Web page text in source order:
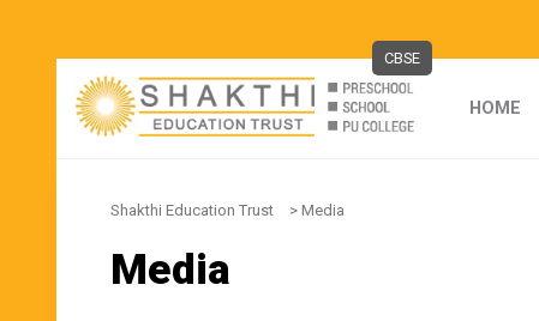
CBSE
HOME
Shakthi Education Trust > Media
Media